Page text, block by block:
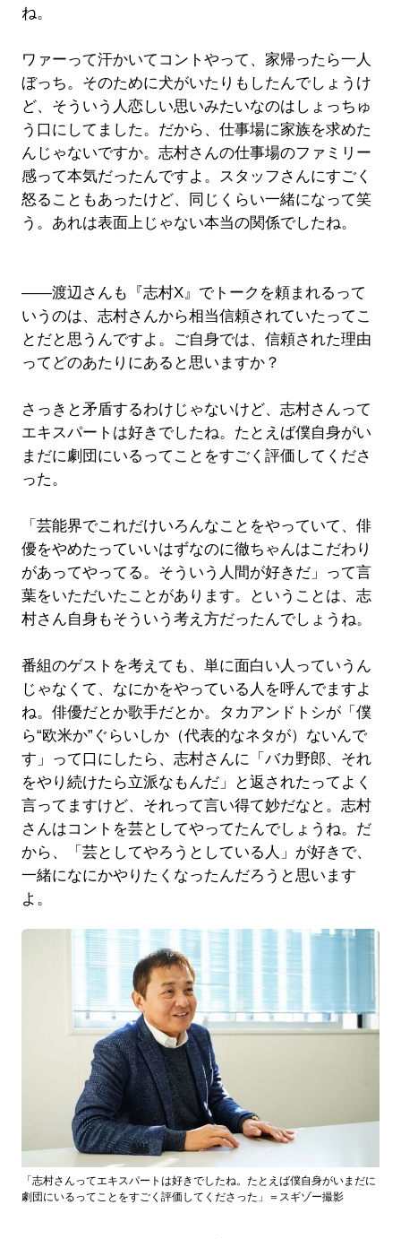
ね。
ワァーって汗かいてコントやって、家帰ったら一人
ぼっち。そのために犬がいたりもしたんでしょうけ
ど、そういう人恋しい思いみたいなのはしょっちゅ
う口にしてました。だから、仕事場に家族を求めた
んじゃないですか。志村さんの仕事場のファミリー
感って本気だったんですよ。スタッフさんにすごく
怒ることもあったけど、同じくらい一緒になって笑
う。あれは表面上じゃない本当の関係でしたね。
――渡辺さんも『志村X』でトークを頼まれるって
いうのは、志村さんから相当信頼されていたってこ
とだと思うんですよ。ご自身では、信頼された理由
ってどのあたりにあると思いますか？
さっきと矛盾するわけじゃないけど、志村さんって
エキスパートは好きでしたね。たとえば僕自身がい
まだに劇団にいるってことをすごく評価してくださ
った。
「芸能界でこれだけいろんなことをやっていて、俳
優をやめたっていいはずなのに徹ちゃんはこだわり
があってやってる。そういう人間が好きだ」って言
葉をいただいたことがあります。ということは、志
村さん自身もそういう考え方だったんでしょうね。
番組のゲストを考えても、単に面白い人っていうん
じゃなくて、なにかをやっている人を呼んでますよ
ね。俳優だとか歌手だとか。タカアンドトシが「僕
ら“欧米か”ぐらいしか（代表的なネタが）ないんで
す」って口にしたら、志村さんに「バカ野郎、それ
をやり続けたら立派なもんだ」と返されたってよく
言ってますけど、それって言い得て妙だなと。志村
さんはコントを芸としてやってたんでしょうね。だ
から、「芸としてやろうとしている人」が好きで、
一緒になにかやりたくなったんだろうと思います
よ。
「志村さんってエキスパートは好きでしたね。たとえば僕自身がいまだに
劇団にいるってことをすごく評価してくださった」＝スギゾー撮影